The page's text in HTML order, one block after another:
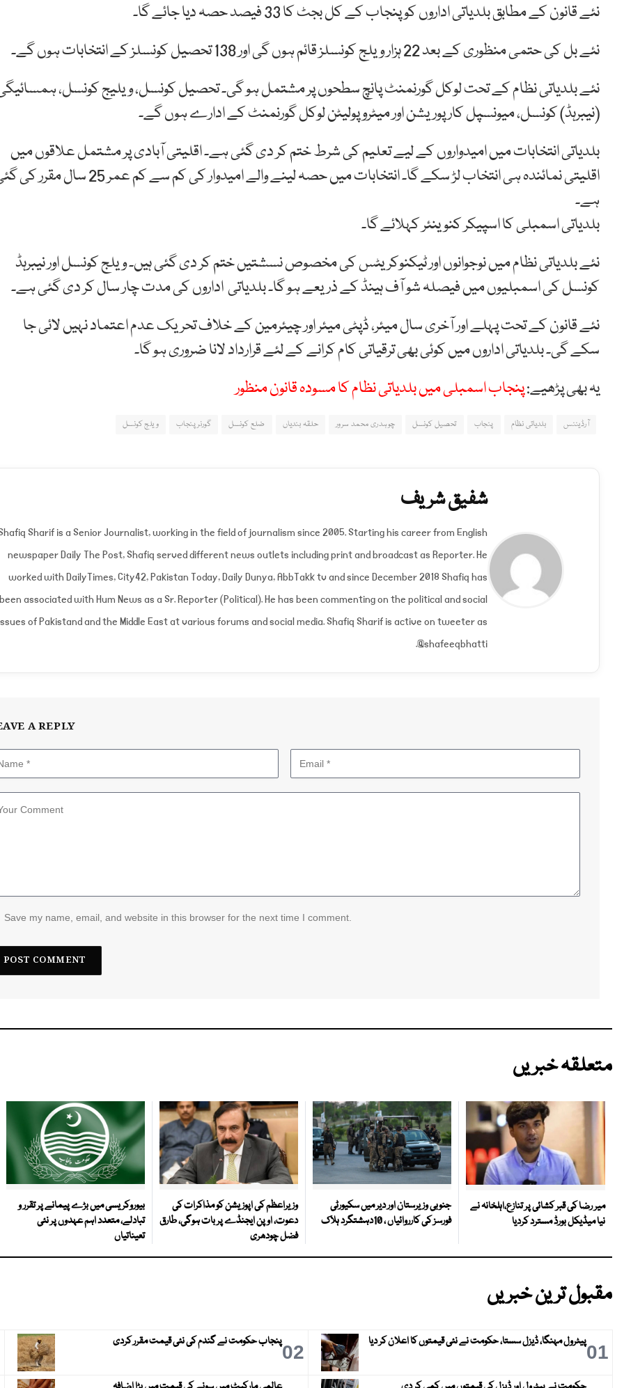
نئے قانون کے مطابق بلدیاتی اداروں کو پنجاب کے کل بجٹ کا 33 فیصد حصہ دیا جائے گا۔
نئے بل کی حتمی منظوری کے بعد 22 ہزار ویلج کونسلز قائم ہوں گی اور 138 تحصیل کونسلز کے انتخابات ہوں گے۔
نئے بلدیاتی نظام کے تحت لوکل گورنمنٹ پانچ سطحوں پر مشتمل ہو گی۔ تحصیل کونسل، ویلیج کونسل،
(نیبرہڈ) کونسل، میونسپل کارپوریشن اور میٹروپولیٹن لوکل گورنمنٹ کے ادارے ہوں گے۔
بلدیاتی انتخابات میں امیدواروں کے لیے تعلیم کی شرط ختم کر دی گئی ہے۔ اقلیتی آبادی پر مشتمل علاقوں میں
اقلیتی نمائندہ ہی انتخاب لڑ سکے گا۔ انتخابات میں حصہ لینے والے امیدوار کی کم سے کم عمر 25 سال
ہے۔
بلدیاتی اسمبلی کا اسپیکر کنوینئر کہلائے گا۔
نئے بلدیاتی نظام میں نوجوانوں اور ٹیکنوکریٹس کی مخصوص نسشتیں ختم کر دی گئی ہیں۔ ویلج کونسل اور نیبرہڈ
کونسل کی اسمبلیوں میں فیصلہ شو آف ہینڈ کے ذریعے ہو گا۔ بلدیاتی اداروں کی مدت چار سال کر دی گئی ہے۔
نئے قانون کے تحت پہلے اور آخری سال میئر، ڈپٹی میئر اور چیئرمین کے خلاف تحریک عدم اعتماد نہیں لائی جا
سکے گی۔ بلدیاتی اداروں میں کوئی بھی ترقیاتی کام کرانے کے لئے قرارداد لانا ضروری ہو گا۔
یہ بھی پڑھیے:پنجاب اسمبلی میں بلدیاتی نظام کا مسودہ قانون منظور
آرڈیننس بلدیاتی نظام پنجاب تحصیل کونسل چوہدری محمد سرور حلقہ بندیاں ضلع کونسل گورنر پنجاب ویلج کونسل
شفیق شریف
Sharif is a Senior Journalist, working in the field of journalism since 2005. Starting his career from English
newspaper Daily The Post, Shafiq served different news outlets including print and broadcast as Reporter. He
worked with DailyTimes, City42, Pakistan Today, Daily Dunya, AbbTakk tv and since December 2018 Shafiq has
been associated with Hum News as a Sr. Reporter (Political). He has been commenting on the political and social
of Pakistand and the Middle East at various forums and social media. Shafiq Sharif is active on tweeter as
@shafeeqbhatti.
A REPLY
Save my name, email, and website in this browser for the next time I comment.
متعلقہ خبریں
میر رضا کی قبر کشائی پر تنازع،اہلخانہ نے
نیا میڈیکل بورڈ مسترد کردیا
جنوبی وزیرستان اور دیر میں سکیورٹی
فورسز کی کارروائیاں ، 10دہشتگرد ہلاک
وزیراعظم کی اپوزیشن کو مذاکرات کی
دعوت، اوپن ایجنڈے پر بات ہوگی، طارق
فضل چودھری
بیوروکریسی میں بڑے پیمانے پر تقرر و
تبادلے، متعدد اہم عہدوں پر نئی
تعیناتیاں
مقبول ترین خبریں
01پیٹرول مہنگا، ڈیزل سستا، حکومت نے نئی قیمتوں کا اعلان کر دیا 02پنجاب حکومت نے گندم کی نئی قیمت مقرر کردی